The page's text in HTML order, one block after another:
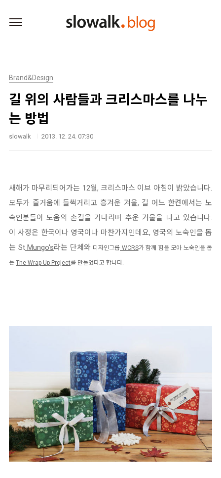
Brand&Design
길 위의 사람들과 크리스마스를 나누
는 방법
slowalk 2013. 12. 24. 07:30
새해가 마무리되어가는 12월, 크리스마스 이브 아침이 밝았습니다.
모두가 즐거움에 들썩거리고 흥겨운 겨울, 길 어느 한켠에서는 노
숙인분들이 도움의 손길을 기다리며 추운 겨울을 나고 있습니다.
이 사정은 한국이나 영국이나 마찬가지인데요, 영국의 노숙인을 돕
는 StMungo's라는 단체와 디자인그룹 WCRS가 함께 힘을 모아 노숙인을 돕
는 The Wrap Up Project를 만들었다고 합니다.